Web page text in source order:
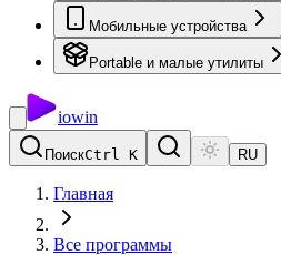
Мобильные устройства
Portable и малые утилиты
iowin
ПоискCtrl K RU
Главная
Все программы